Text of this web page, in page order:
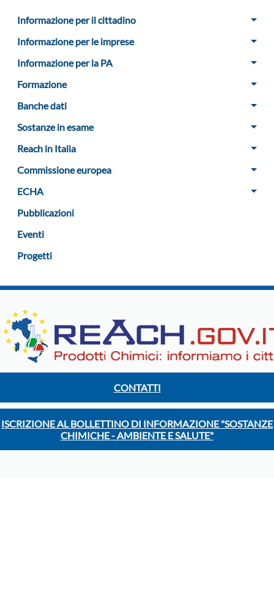
Menu Sidebar
Informazione per il cittadino
Informazione per le imprese
Informazione per la PA
Formazione
Banche dati
Sostanze in esame
Reach in Italia
Commissione europea
ECHA
Pubblicazioni
Eventi
Progetti
CONTATTI
ISCRIZIONE AL BOLLETTINO DI INFORMAZIONE "SOSTANZE
CHIMICHE - AMBIENTE E SALUTE"